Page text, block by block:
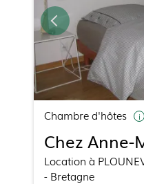
Chambre d'hôtes
Chez Anne-
Location à
- Bretagne